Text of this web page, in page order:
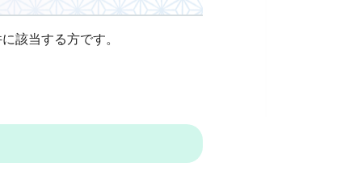
該当する方です。